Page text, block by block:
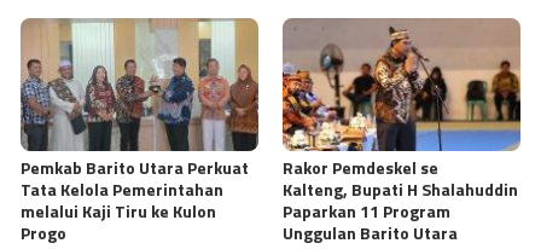
Pemkab Barito Utara Perkuat
Tata Kelola Pemerintahan
melalui Kaji Tiru ke Kulon
Progo
Rakor Pemdeskel se
Kalteng, Bupati H Shalahuddin
Paparkan 11 Program
Unggulan Barito Utara